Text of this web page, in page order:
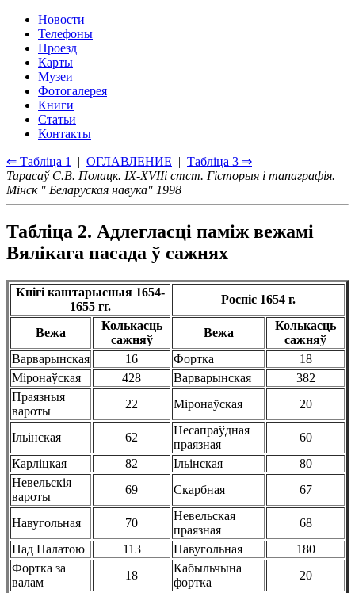
Новости
Телефоны
Проезд
Карты
Музеи
Фотогалерея
Книги
Статьи
Контакты
⇐ Таблiца 1 | ОГЛАВЛЕНИЕ | Таблiца 3 ⇒
Тарасаў С.В. Полацк. IX-XVIIi стст. Гiсторыя i тапаграфiя.
Мiнск " Беларуская навука" 1998
Таблiца 2. Адлегласцi памiж вежамi
Вялiкага пасада ў сажнях
Кнiгi каштарысныя 1654-
1655 гг.
Роспiс 1654 г.
Вежа
Колькасць
сажняў
Вежа
Колькасць
сажняў
Варварынская
16 Фортка
18
Мiронаўская
428 Варварынская
382
Праязныя
вароты
22 Мiронаўская 20
Iльiнская 62
Несапраўдная
праязная
60
Карлiцкая
82 Iльiнская
80
Невельскiя
вароты
69 Скарбная 67
Навугольная 70
Невельская
праязная
68
Над Палатою
113 Навугольная
180
Фортка за
валам
18
Кабыльчына
фортка
20